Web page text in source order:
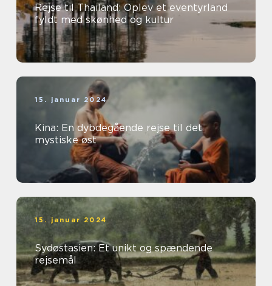
Rejse til Thailand: Oplev et eventyrland
fyldt med skønhed og kultur
15. januar 2024
Kina: En dybdegående rejse til det
mystiske øst
15. januar 2024
Sydøstasien: Et unikt og spændende
rejsemål